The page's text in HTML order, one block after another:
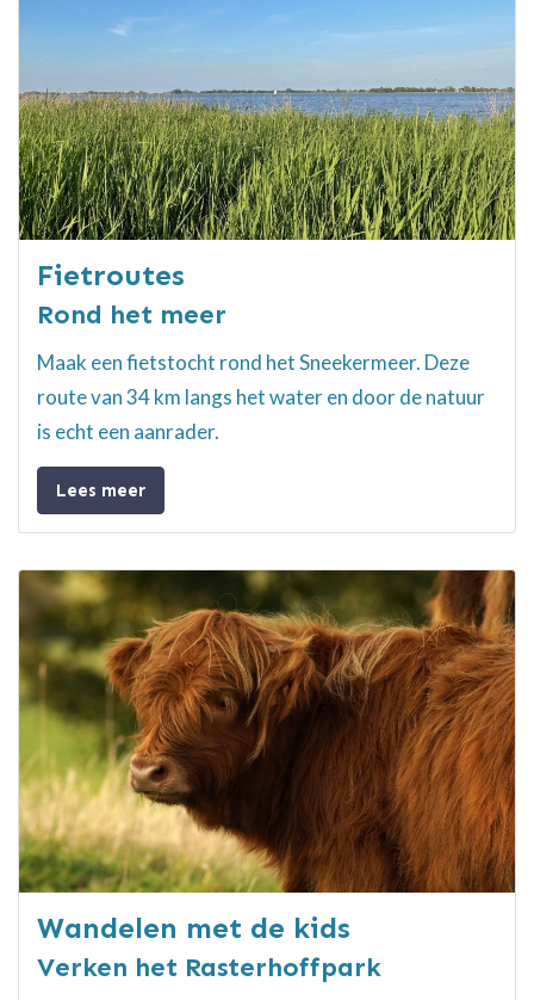
Fietroutes
Rond het meer
Maak een fietstocht rond het Sneekermeer. Deze
route van 34 km langs het water en door de natuur
is echt een aanrader.
Lees meer
Wandelen met de kids
Verken het Rasterhoffpark